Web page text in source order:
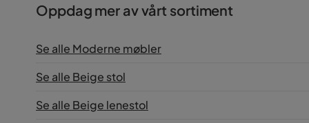
Oppdag mer av vårt sortiment
Se alle Moderne møbler
Se alle Beige stol
Se alle Beige lenestol